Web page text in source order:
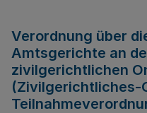
Verordnung über
Amtsgerichte an
zivilgerichtlichen
(Zivilgerichtliches-